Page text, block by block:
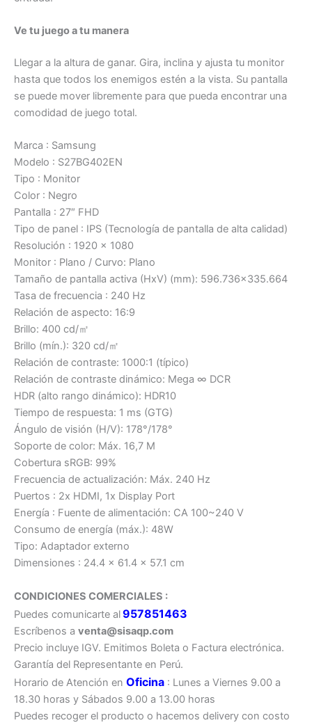
Ve tu juego a tu manera
Llegar a la altura de ganar. Gira, inclina y ajusta tu monitor
hasta que todos los enemigos estén a la vista. Su pantalla
se puede mover libremente para que pueda encontrar una
comodidad de juego total.
Marca : Samsung
Modelo : S27BG402EN
Tipo : Monitor
Color : Negro
Pantalla : 27″ FHD
Tipo de panel : IPS (Tecnología de pantalla de alta calidad)
Resolución : 1920 x 1080
Monitor : Plano / Curvo: Plano
Tamaño de pantalla activa (HxV) (mm): 596.736×335.664
Tasa de frecuencia : 240 Hz
Relación de aspecto: 16:9
Brillo: 400 cd/㎡
Brillo (mín.): 320 cd/㎡
Relación de contraste: 1000:1 (típico)
Relación de contraste dinámico: Mega ∞ DCR
HDR (alto rango dinámico): HDR10
Tiempo de respuesta: 1 ms (GTG)
Ángulo de visión (H/V): 178°/178°
Soporte de color: Máx. 16,7 M
Cobertura sRGB: 99%
Frecuencia de actualización: Máx. 240 Hz
Puertos : 2x HDMI, 1x Display Port
Energía : Fuente de alimentación: CA 100~240 V
Consumo de energía (máx.): 48W
Tipo: Adaptador externo
Dimensiones : 24.4 x 61.4 x 57.1 cm
CONDICIONES COMERCIALES :
Puedes comunicarte al957851463
Escríbenos a venta@sisaqp.com
Precio incluye IGV. Emitimos Boleta o Factura electrónica.
Garantía del Representante en Perú.
Horario de Atención en Oficina : Lunes a Viernes 9.00 a
18.30 horas y Sábados 9.00 a 13.00 horas
Puedes recoger el producto o hacemos delivery con costo